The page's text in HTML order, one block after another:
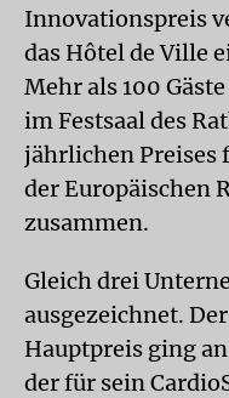
Innovationspreis
das Hôtel de Ville
Mehr als 100
im Festsaal des
jährlichen
der Europäischen
zusammen.
Gleich drei
ausgezeichnet.
Hauptpreis ging
der für sein